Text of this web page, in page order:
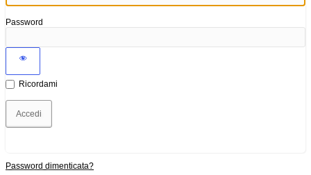
Password
Ricordami
Password dimenticata?